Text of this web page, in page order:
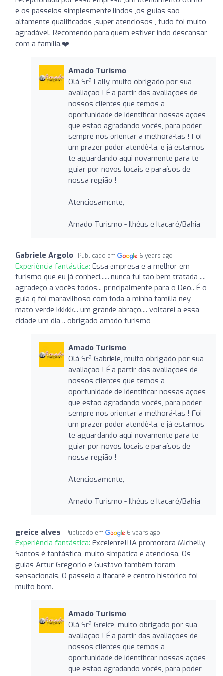
e os passeios simplesmente lindos ,os guias são
altamente qualificados ,super atenciosos , tudo foi muito
agradável. Recomendo para quem estiver indo descansar
com a família.❤️
Amado Turismo
Olá Srª Lally, muito obrigado por sua
avaliação ! É a partir das avaliações de
nossos clientes que temos a
oportunidade de identificar nossas ações
que estão agradando vocês, para poder
sempre nos orientar a melhorá-las ! Foi
um prazer poder atendê-la, e já estamos
te aguardando aqui novamente para te
guiar por novos locais e paraísos de
nossa região !
Atenciosamente,
Amado Turismo - Ilhéus e Itacaré/Bahia
Gabriele Argolo Publicado em 6 years ago
Experiência fantástica: Essa empresa e a melhor em
turismo que eu já conheci...... nunca fui tão bem tratada ....
agradeço a vocês todos... principalmente para o Deo.. É o
guia q foi maravilhoso com toda a minha família ney
mato verde kkkkk... um grande abraço.... voltarei a essa
cidade um dia .. obrigado amado turismo
Amado Turismo
Olá Srª Gabriele, muito obrigado por sua
avaliação ! É a partir das avaliações de
nossos clientes que temos a
oportunidade de identificar nossas ações
que estão agradando vocês, para poder
sempre nos orientar a melhorá-las ! Foi
um prazer poder atendê-la, e já estamos
te aguardando aqui novamente para te
guiar por novos locais e paraísos de
nossa região !
Atenciosamente,
Amado Turismo - Ilhéus e Itacaré/Bahia
greice alves Publicado em 6 years ago
Experiência fantástica: Excelente!!!A promotora Michelly
Santos é fantástica, muito simpática e atenciosa. Os
guias Artur Gregorio e Gustavo também foram
sensacionais. O passeio a Itacaré e centro histórico foi
muito bom.
Amado Turismo
Olá Srª Greice, muito obrigado por sua
avaliação ! É a partir das avaliações de
nossos clientes que temos a
oportunidade de identificar nossas ações
que estão agradando vocês, para poder